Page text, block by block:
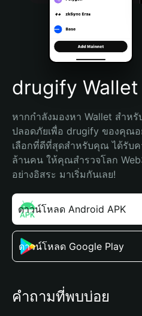
Português (Brasil)
Español (Argentina)
drugify Wallet
หากกำลังมองหา Wallet สำห
ปลอดภัยเพื่อ drugify ของคุณอ
เลือกที่ดีที่สุดสำหรับคุณ ได้รับค
ล้านคน ให้คุณสำรวจโลก
อย่างอิสระ มาเริ่มกันเลย!
ดาวน์โหลด Android APK
ดาวน์โหลด Google Play
คำถามที่พบบ่อย